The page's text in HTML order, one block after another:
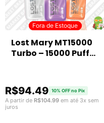
Fora de Estoque
Fora de Estoque
Lost Mary MT15000
Turbo – 15000 Puffs
R$94.49 10% OFF no Pix
A partir de R$104.99 em até 3x sem
juros